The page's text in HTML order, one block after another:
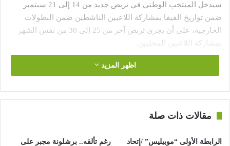
سيدخل المنتخب الوطني في تربص جديد من 14 إلى 21 سبتمبر
ضمن تواريخ الفيفا بمشاركة اللاعبين الناشطين ضمن البطولات
الخارجية، على أن يجرى تربص آخر من 25 إلى 30 من نفس الشهر
بمشاركة اللاعبين المحليين.
للتذكير، ستستضيف العاصمة السعودية الرياض الطبعة السادسة
2025.
اظهر المزيد
مقالات ذات صلة
الرابطة الأولى “موبيليس” /إتحاد
رغم تألقه.. برشلونة مجبر على